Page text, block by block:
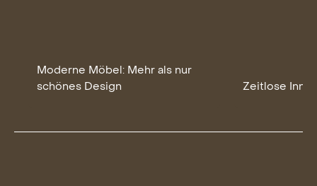
Moderne Möbel: Mehr als nur
schönes Design
Zeitlose
1